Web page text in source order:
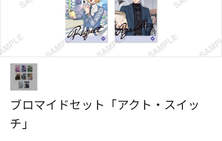
ブロマイドセット「アクト・スイッ
チ」